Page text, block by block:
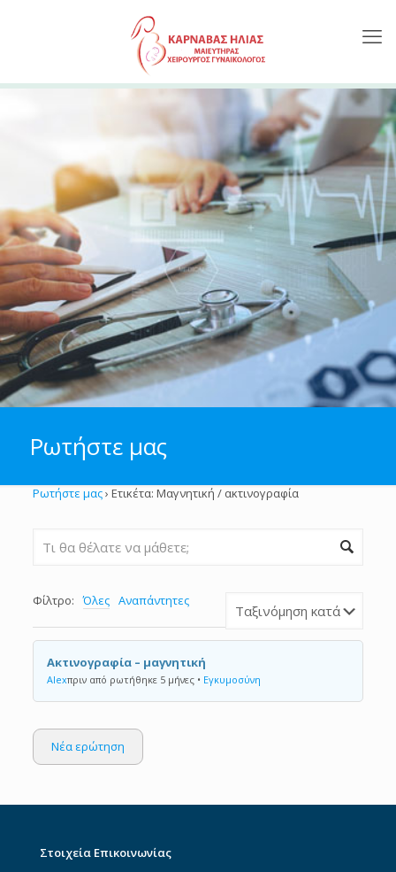
Ρωτήστε μας
Ρωτήστε μας› Ετικέτα: Μαγνητική / ακτινογραφία
Φίλτρο: Όλες Αναπάντητες
Ακτινογραφία – μαγνητική
Alexπριν από ρωτήθηκε 5 μήνες• Εγκυμοσύνη
Νέα ερώτηση
Στοιχεία Επικοινωνίας